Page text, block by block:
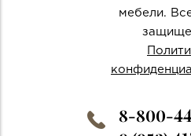
мебели.
8-800-